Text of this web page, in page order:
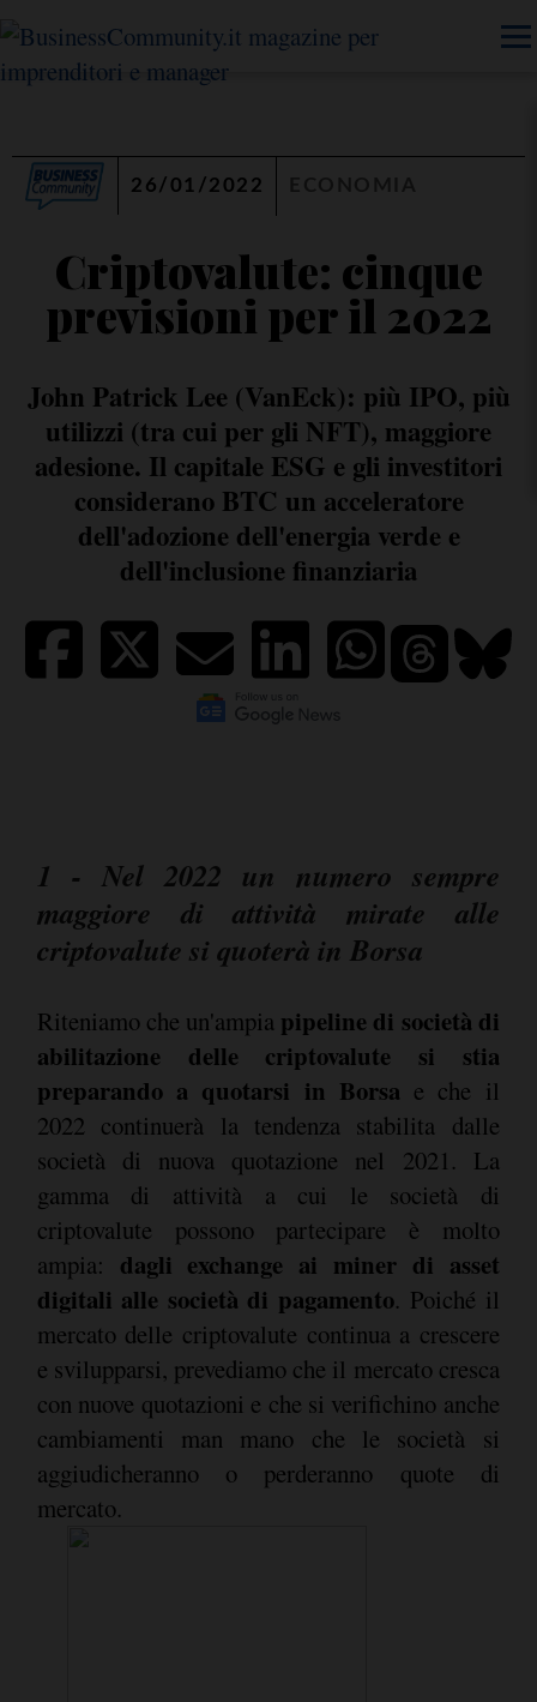
26/01/2022
Criptovalute: cinque
previsioni per il 2022
John Patrick Lee (VanEck): più IPO, più
utilizzi (tra cui per gli NFT), maggiore
adesione. Il capitale ESG e gli investitori
considerano BTC un acceleratore
dell'adozione dell'energia verde e
dell'inclusione finanziaria
1 - Nel 2022 un numero sempre
maggiore di attività mirate alle
criptovalute si quoterà in Borsa
Riteniamo che un'ampia pipeline di società di
abilitazione delle criptovalute si stia
preparando a quotarsi in Borsa e che il
2022 continuerà la tendenza stabilita dalle
società di nuova quotazione nel 2021. La
gamma di attività a cui le società di
criptovalute possono partecipare è molto
ampia: dagli exchange ai miner di asset
digitali alle società di pagamento. Poiché il
mercato delle criptovalute continua a crescere
e svilupparsi, prevediamo che il mercato cresca
con nuove quotazioni e che si verifichino anche
cambiamenti man mano che le società si
aggiudicheranno o perderanno quote di
mercato.